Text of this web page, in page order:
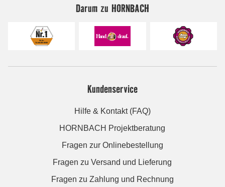
Darum zu HORNBACH
Kundenservice
Hilfe & Kontakt (FAQ)
HORNBACH Projektberatung
Fragen zur Onlinebestellung
Fragen zu Versand und Lieferung
Fragen zu Zahlung und Rechnung